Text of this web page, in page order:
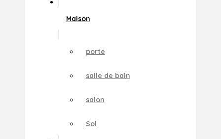
Maison
porte
salle de bain
salon
Sol